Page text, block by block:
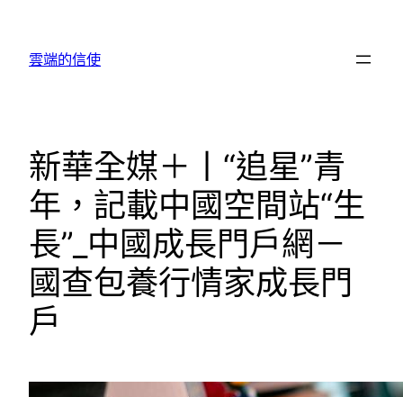
雲端的信使
新華全媒＋丨“追星”青
年，記載中國空間站“生
長”_中國成長門戶網－
國查包養行情家成長門
戶